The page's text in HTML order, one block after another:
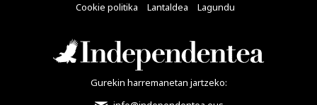
Cookie politika Lantaldea Lagundu
Gurekin harremanetan jartzeko: